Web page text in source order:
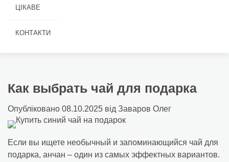
ЦІКАВЕ
КОНТАКТИ
Как выбрать чай для подарка
Опубліковано 08.10.2025 від Заваров Олег
Если вы ищете необычный и запоминающийся чай для
подарка, анчан – один из самых эффектных вариантов.